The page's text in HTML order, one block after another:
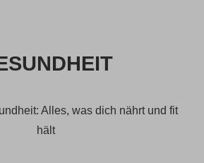
Alles, was dich nährt und fit
hält